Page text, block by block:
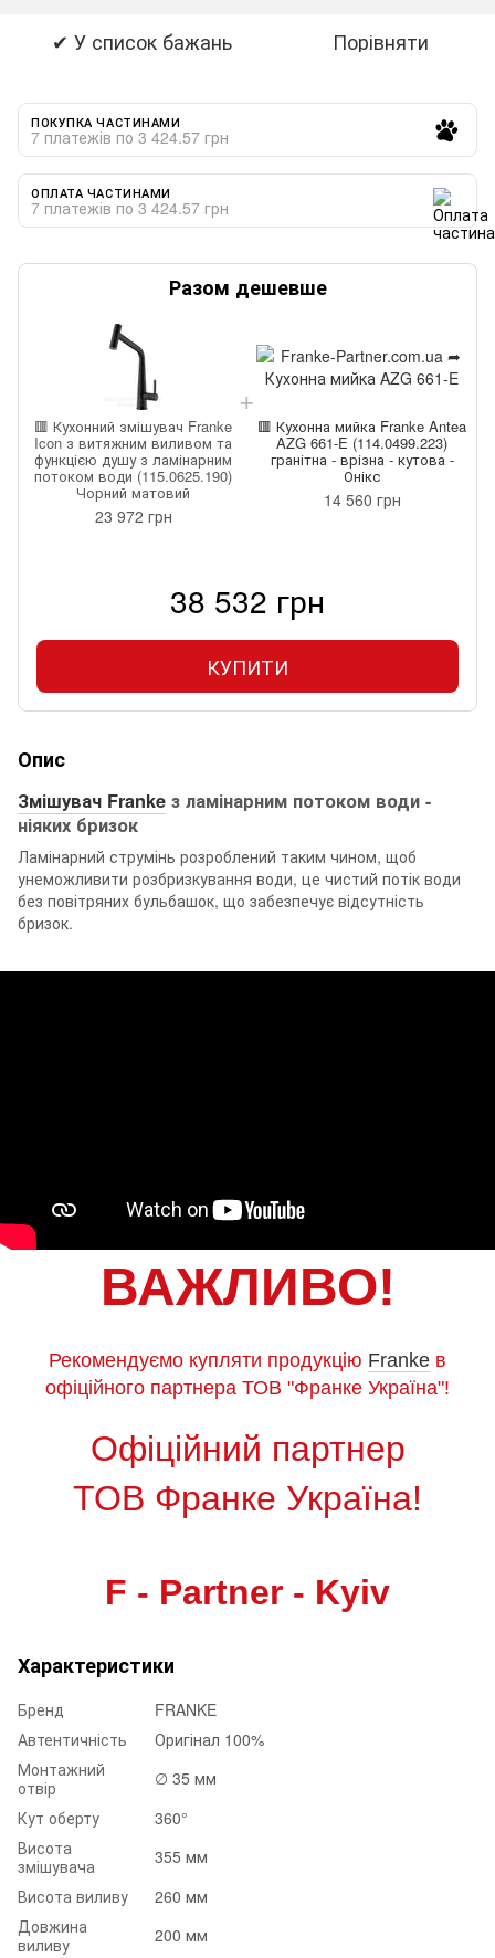
✔ У список бажань Порівняти
ПОКУПКА ЧАСТИНАМИ
7 платежів по 3 424.57 грн
ОПЛАТА ЧАСТИНАМИ
7 платежів по 3 424.57 грн
Разом дешевше
🟥 Кухонний змішувач Franke
Icon з витяжним виливом та
функцією душу з ламінарним
потоком води (115.0625.190)
Чорний матовий
23 972 грн
🟥 Кухонна мийка Franke Antea
AZG 661-E (114.0499.223)
гранітна - врізна - кутова -
Онікс
14 560 грн
38 532 грн
КУПИТИ
Опис
Змішувач Franke з ламінарним потоком води -
ніяких бризок
Ламінарний струмінь розроблений таким чином, щоб
унеможливити розбризкування води, це чистий потік води
без повітряних бульбашок, що забезпечує відсутність
бризок.
ВАЖЛИВО!
Рекомендуємо купляти продукцію Franke в
офіційного партнера ТОВ "Франке Україна"!
Офіційний партнер
ТОВ Франке Україна!
F - Partner - Kyiv
Характеристики
Бренд
FRANKE
Автентичність
Оригінал 100%
Монтажний
отвір
∅ 35 мм
Кут оберту
360°
Висота
змішувача
355 мм
Висота виливу
260 мм
Довжина
виливу
200 мм